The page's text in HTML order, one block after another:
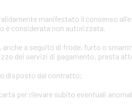
manifestato il consenso
è considerata non autorizzata.
, anche a seguito di frode, furto o
dei servizi di pagamento, presta
disposto dal contratto;
per rilevare subito eventuali